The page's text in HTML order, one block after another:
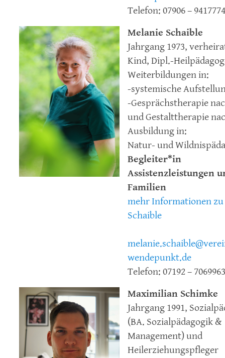
Telefon: 07906 – 9417774
Melanie Schaible
Jahrgang 1973,
Kind, Dipl.-
Weiterbildungen in:
-systemische
-Gesprächstherapie
und Gestalttherapie
Ausbildung in:
Natur- und
Begleiter*in
Assistenzleistungen
Familien
mehr Informationen zu
Schaible
wendepunkt.de
Telefon: 07192 – 7069963
Maximilian Schimke
Jahrgang 1991,
(BA. Sozialpädagogik &
Management) und
Heilerziehungspfleger